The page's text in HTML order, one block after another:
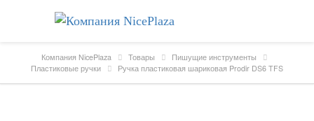
Компания NicePlaza Товары
Пишущие инструменты
Пластиковые ручки
Ручка пластиковая шариковая Prodir DS6 TFS